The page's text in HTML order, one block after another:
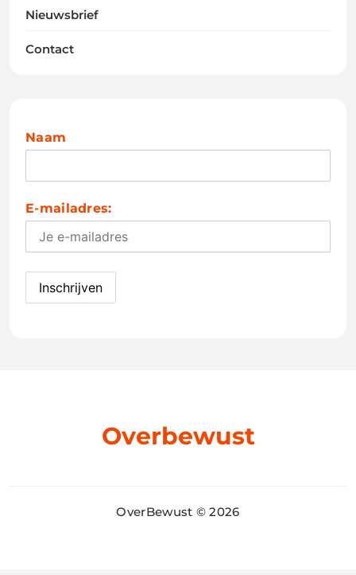
Nieuwsbrief
Contact
Naam
E-mailadres:
Overbewust
OverBewust © 2026